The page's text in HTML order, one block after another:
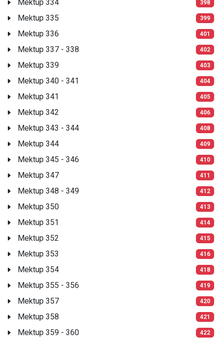
Mektup 334 398
Mektup 335 399
Mektup 336 401
Mektup 337 - 338 402
Mektup 339 403
Mektup 340 - 341 404
Mektup 341 405
Mektup 342 406
Mektup 343 - 344 408
Mektup 344 409
Mektup 345 - 346 410
Mektup 347 411
Mektup 348 - 349 412
Mektup 350 413
Mektup 351 414
Mektup 352 415
Mektup 353 416
Mektup 354 418
Mektup 355 - 356 419
Mektup 357 420
Mektup 358 421
Mektup 359 - 360 422